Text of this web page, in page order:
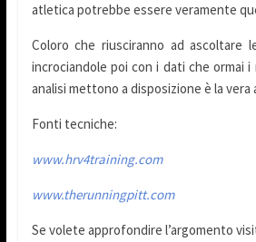
atletica potrebbe essere veramente
Coloro che riusciranno ad ascoltare
incrociandole poi con i dati che ormai
analisi mettono a disposizione è la vera
Fonti tecniche:
www.hrv4training.com
www.therunningpitt.com
Se volete approfondire l’argomento